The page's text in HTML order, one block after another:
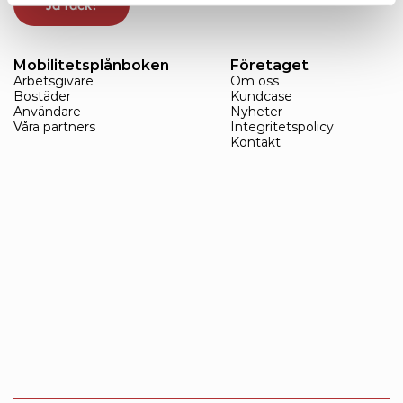
Ja tack!
Mobilitetsplånboken
Arbetsgivare
Bostäder
Användare
Våra partners
Företaget
Om oss
Kundcase
Nyheter
Integritetspolicy
Kontakt